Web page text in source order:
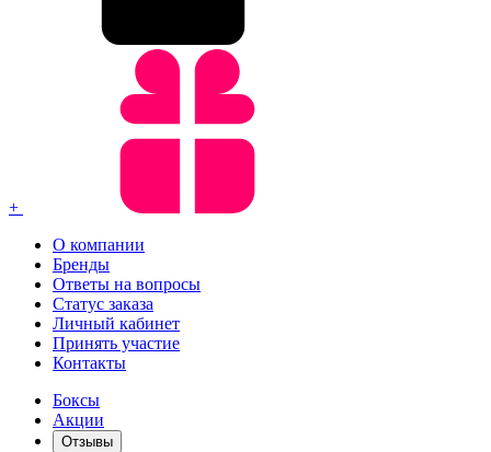
+
О компании
Бренды
Ответы на вопросы
Статус заказа
Личный кабинет
Принять участие
Контакты
Боксы
Акции
Отзывы